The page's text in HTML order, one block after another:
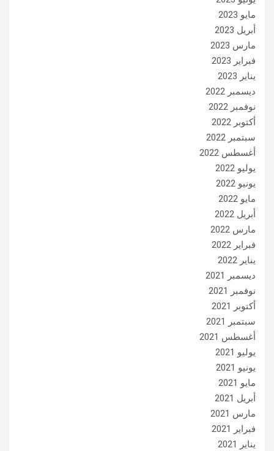
مايو 2023
أبريل 2023
مارس 2023
فبراير 2023
يناير 2023
ديسمبر 2022
نوفمبر 2022
أكتوبر 2022
سبتمبر 2022
أغسطس 2022
يوليو 2022
يونيو 2022
مايو 2022
أبريل 2022
مارس 2022
فبراير 2022
يناير 2022
ديسمبر 2021
نوفمبر 2021
أكتوبر 2021
سبتمبر 2021
أغسطس 2021
يوليو 2021
يونيو 2021
مايو 2021
أبريل 2021
مارس 2021
فبراير 2021
يناير 2021